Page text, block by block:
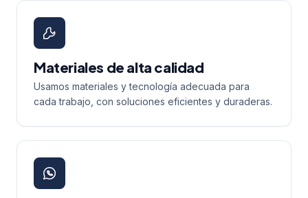
Materiales de alta calidad
Usamos materiales y tecnología adecuada para
cada trabajo, con soluciones eficientes y duraderas.